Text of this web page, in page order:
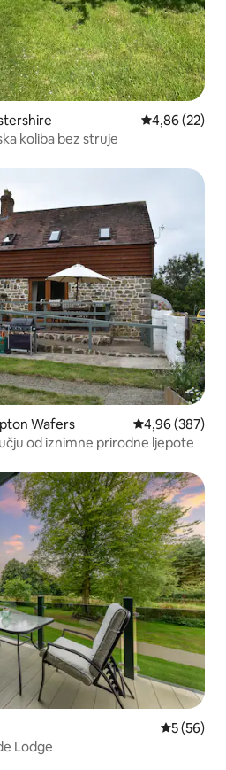
Prosječna
4,86 (22)
koliba bez struje
s oznakom „Odabrali gosti”
Wafers Prosječna
4,96 (387)
od iznimne prirodne ljepote
s oznakom „Odabrali gosti”
Prosječna
5 (56)
Lodge